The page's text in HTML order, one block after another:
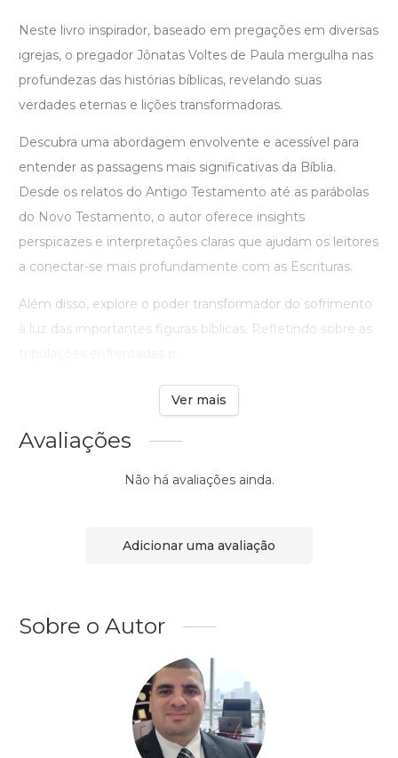
Neste livro inspirador, baseado em pregações em diversas
igrejas, o pregador Jônatas Voltes de Paula mergulha nas
profundezas das histórias bíblicas, revelando suas
verdades eternas e lições transformadoras.
Descubra uma abordagem envolvente e acessível para
entender as passagens mais significativas da Bíblia.
Desde os relatos do Antigo Testamento até as parábolas
do Novo Testamento, o autor oferece insights
perspicazes e interpretações claras que ajudam os leitores
a conectar-se mais profundamente com as Escrituras.
Além disso, explore o poder transformador do sofrimento
à luz das importantes figuras bíblicas. Refletindo sobre as
Ver mais
Avaliações
Não há avaliações ainda.
Adicionar uma avaliação
Sobre o Autor